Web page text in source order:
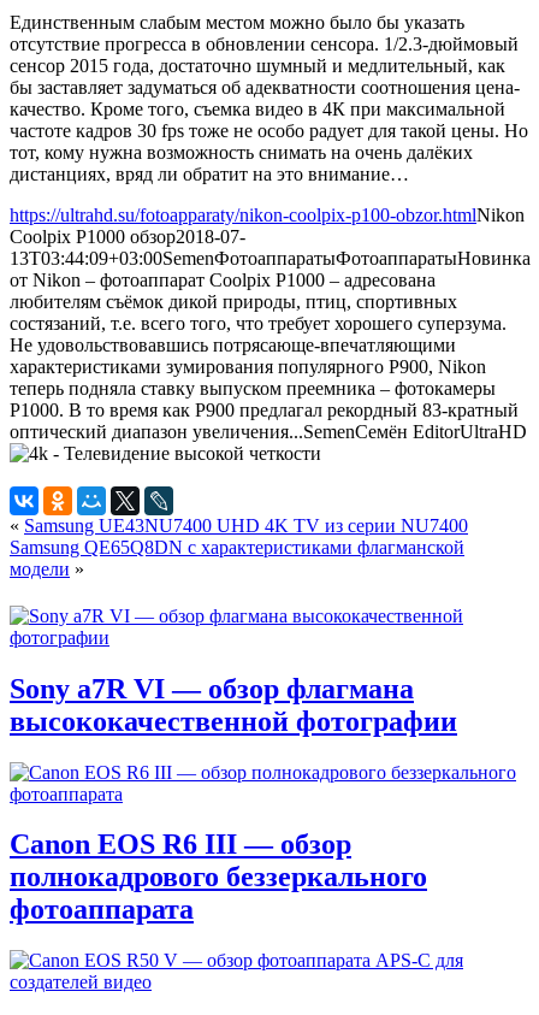
Единственным слабым местом можно было бы указать
отсутствие прогресса в обновлении сенсора. 1/2.3-дюймовый
сенсор 2015 года, достаточно шумный и медлительный, как
бы заставляет задуматься об адекватности соотношения цена-
качество. Кроме того, съемка видео в 4К при максимальной
частоте кадров 30 fps тоже не особо радует для такой цены. Но
тот, кому нужна возможность снимать на очень далёких
дистанциях, вряд ли обратит на это внимание…
https://ultrahd.su/fotoapparaty/nikon-coolpix-p100-obzor.htmlNikon
Coolpix P1000 обзор2018-07-
13T03:44:09+03:00SemenФотоаппаратыФотоаппаратыНовинка
от Nikon – фотоаппарат Coolpix P1000 – адресована
любителям съёмок дикой природы, птиц, спортивных
состязаний, т.е. всего того, что требует хорошего суперзума.
Не удовольствовавшись потрясающе-впечатляющими
характеристиками зумирования популярного P900, Nikon
теперь подняла ставку выпуском преемника – фотокамеры
P1000. В то время как P900 предлагал рекордный 83-кратный
оптический диапазон увеличения...SemenСемён EditorUltraHD
« Samsung UE43NU7400 UHD 4K TV из серии NU7400
Samsung QE65Q8DN с характеристиками флагманской
модели »
Sony a7R VI — обзор флагмана
высококачественной фотографии
Canon EOS R6 III — обзор
полнокадрового беззеркального
фотоаппарата